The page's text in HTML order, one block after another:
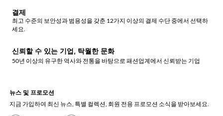
결제
최고 수준의 보안성과 범용성을 갖춘 12가지 이상의 결제 수단 중에서 선택하
세요.
신뢰할 수 있는 기업, 탁월한 문화
50년 이상의 유구한 역사와 전통을 바탕으로 패션업계에서 신뢰받는 기업
뉴스 및 프로모션
지금 가입하여 최신 뉴스, 특별 컬렉션, 회원 전용 프로모션 소식을 받아보세요.